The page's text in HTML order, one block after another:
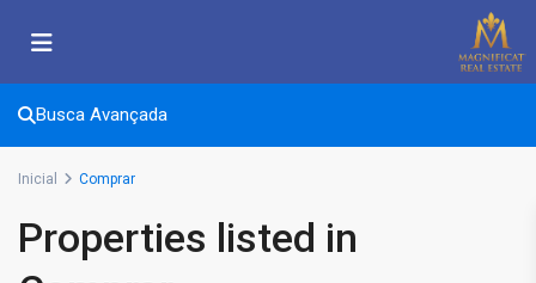
Busca Avançada
Inicial Comprar
Properties listed in